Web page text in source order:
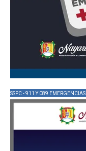
SSPC - 911 Y 089 EMERGENCIAS